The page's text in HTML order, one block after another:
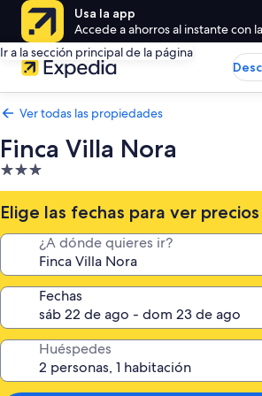
Usa la app
Accede a ahorros al instante con
Ir a la sección principal de la página
Ver todas las propiedades
Finca Villa Nora
Propiedad
de
3.0
estrellas
Elige las fechas para ver precios
¿A dónde quieres ir?
Fechas
Huéspedes